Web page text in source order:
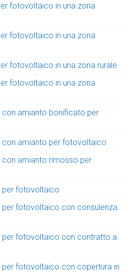
fotovoltaico in una zona
fotovoltaico in una zona
fotovoltaico in una zona rurale
fotovoltaico in una zona
amianto bonificato per
amianto per fotovoltaico
amianto rimosso per
per fotovoltaico
fotovoltaico con consulenza
fotovoltaico con contratto a
fotovoltaico con copertura in